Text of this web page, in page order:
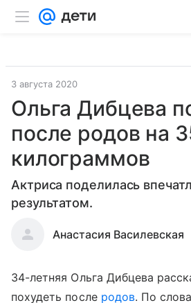
3 августа 2020
Ольга Дибцева
после родов на
килограммов
Актриса поделилась
результатом.
Анастасия Василевская
34-летняя Ольга Дибцева
похудеть после родов. По